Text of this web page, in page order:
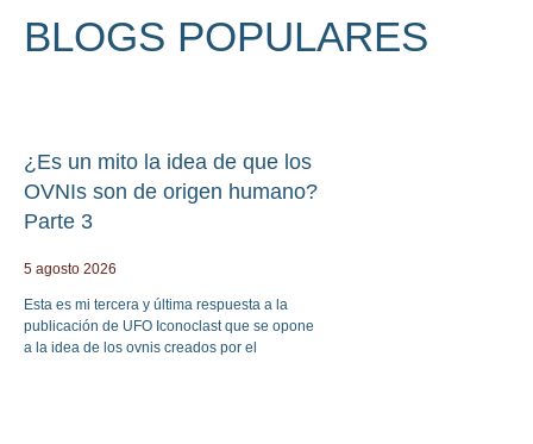
BLOGS POPULARES
¿Es un mito la idea de que los
OVNIs son de origen humano?
Parte 3
5 agosto 2026
Esta es mi tercera y última respuesta a la
publicación de UFO Iconoclast que se opone
a la idea de los ovnis creados por el